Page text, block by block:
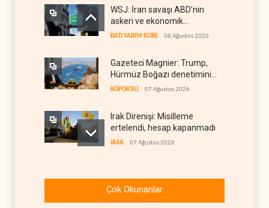
WSJ: İran savaşı ABD’nin
askeri ve ekonomik
kaynaklarını tüketiyor
BATI YARIM KÜRE 08 Ağustos 2026
Gazeteci Magnier: Trump,
Hürmüz Boğazı denetimini
doğrudan İran ve Umman'a
RÖPORTAJ 07 Ağustos 2026
Irak Direnişi: Misilleme
ertelendi, hesap kapanmadı
IRAK 07 Ağustos 2026
dipten sonra yükseldi
Çok Okunanlar